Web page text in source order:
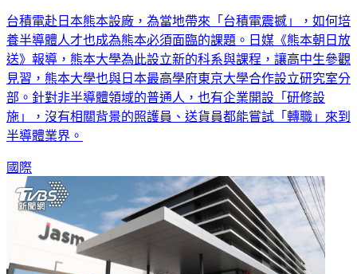
台積電赴日本熊本設廠，為當地帶來「台積電震撼」，如何培
養半導體人才也成為熊本必須面臨的課題。日媒《熊本朝日放
送》報導，熊本大學為此設立新的科系與課程，讓高中生參觀
見習，熊本大學也與日本最高學府東京大學合作設立研究室分
部。針對非半導體領域的普通人，也有企業開設「研修設
施」，沒有相關背景的照護員、送貨員都能嘗試「轉職」來到
半導體業界。
國際